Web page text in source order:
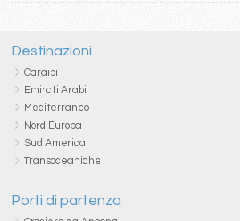
Destinazioni
Caraibi
Emirati Arabi
Mediterraneo
Nord Europa
Sud America
Transoceaniche
Porti di partenza